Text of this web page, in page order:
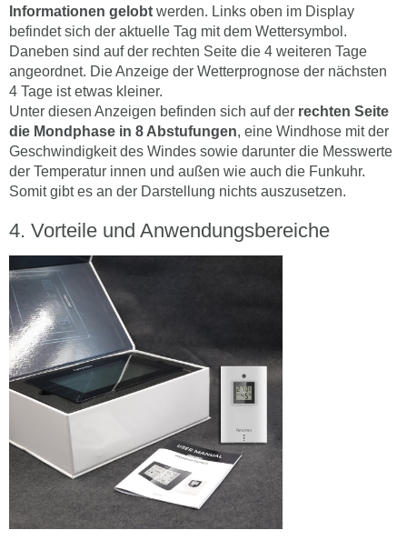
Informationen gelobt werden. Links oben im Display
befindet sich der aktuelle Tag mit dem Wettersymbol.
Daneben sind auf der rechten Seite die 4 weiteren Tage
angeordnet. Die Anzeige der Wetterprognose der nächsten
4 Tage ist etwas kleiner.
Unter diesen Anzeigen befinden sich auf der rechten Seite
die Mondphase in 8 Abstufungen, eine Windhose mit der
Geschwindigkeit des Windes sowie darunter die Messwerte
der Temperatur innen und außen wie auch die Funkuhr.
Somit gibt es an der Darstellung nichts auszusetzen.
Vorteile und Anwendungsbereiche